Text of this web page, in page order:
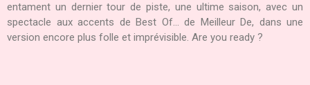
entament un dernier tour de piste, une ultime saison, avec un
spectacle aux accents de Best Of… de Meilleur De, dans une
version encore plus folle et imprévisible. Are you ready ?